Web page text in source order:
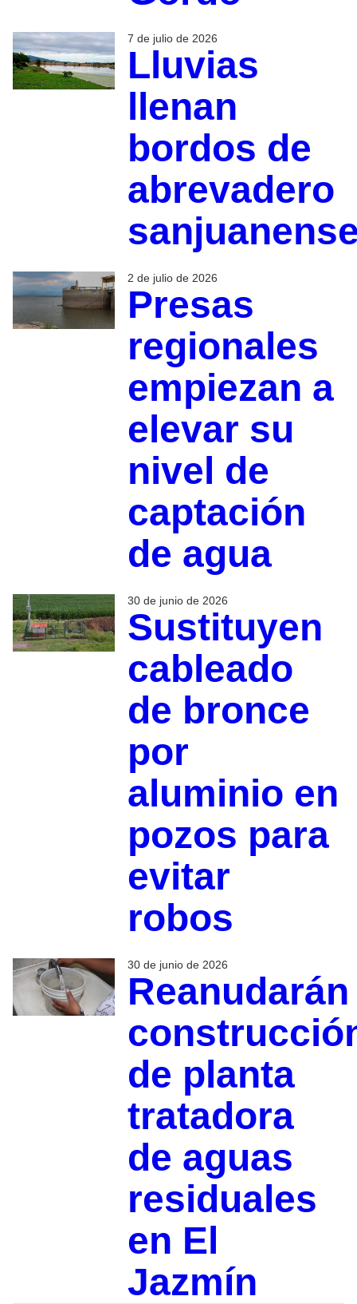
7 de julio de 2026
Lluvias
llenan
bordos de
abrevadero
2 de julio de 2026
Presas
regionales
empiezan a
elevar su
nivel de
captación
de agua
30 de junio de 2026
Sustituyen
cableado
de bronce
por
aluminio en
pozos para
evitar
robos
30 de junio de 2026
Reanudarán
de planta
tratadora
de aguas
residuales
en El
Jazmín